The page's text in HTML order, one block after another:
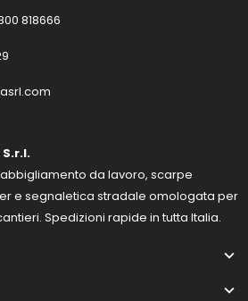
818666
da lavoro, scarpe
e segnaletica stradale omologata per
Spedizioni rapide in tutta Italia.